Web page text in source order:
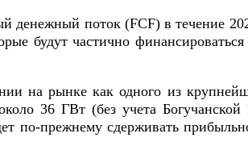
денежный поток (FCF) в течение
будут частично
на рынке как одного из
36 ГВт (без учета
по-прежнему сдерживать